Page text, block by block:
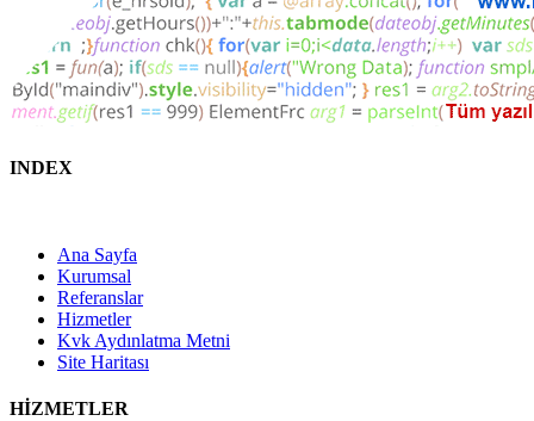
INDEX
Ana Sayfa
Kurumsal
Referanslar
Hizmetler
Kvk Aydınlatma Metni
Site Haritası
HİZMETLER